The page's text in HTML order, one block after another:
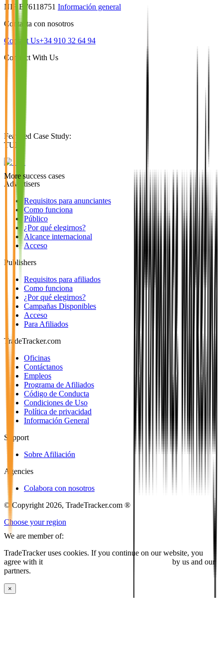
NIF B76118751 Información general
Contacta con nosotros
Contact Us+34 910 32 64 94
Connect With Us
Featured Case Study:
TUI
More success cases
Advertisers
Requisitos para anunciantes
Como funciona
Público
¿Por qué elegirnos?
Alcance internacional
Acceso
Publishers
Requisitos para afiliados
Como funciona
¿Por qué elegirnos?
Campañas Disponibles
Acceso
Para Afiliados
TradeTracker.com
Oficinas
Contáctanos
Empleos
Programa de Afiliados
Código de Conducta
Condiciones de Uso
Política de privacidad
Información General
Support
Sobre Afiliación
Agencies
Colabora con nosotros
© Copyright 2026, TradeTracker.com ®
Choose your region
We are member of:
TradeTracker uses cookies. If you continue on our website, you
agree with it
by us and our
partners.
×